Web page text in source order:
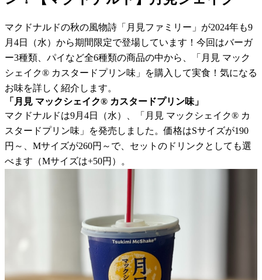
マクドナルドの秋の風物詩「月見ファミリー」が2024年も9
月4日（水）から期間限定で登場しています！今回はバーガ
ー3種類、パイなど全6種類の商品の中から、「月見 マック
シェイク® カスタードプリン味」を購入して実食！気になる
お味を詳しく紹介します。
「月見 マックシェイク® カスタードプリン味」
マクドナルドは9月4日（水）、「月見 マックシェイク® カ
スタードプリン味」を発売しました。価格はSサイズが190
円～、Mサイズが260円～で、セットのドリンクとしても選
べます（Mサイズは+50円）。